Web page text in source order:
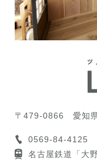
〒479-0866 愛知
0569-84-4125
名古屋鉄道「大